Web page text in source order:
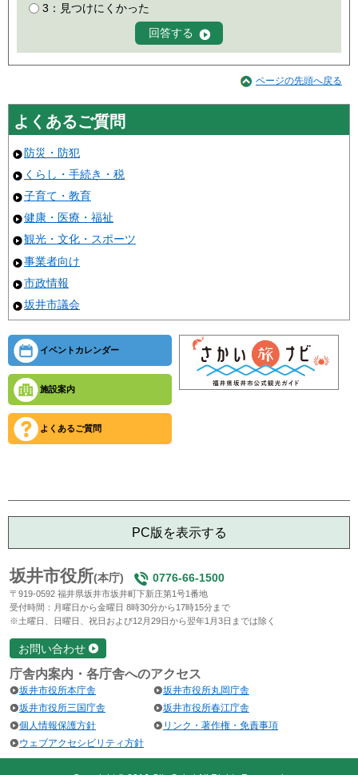
3：見つけにくかった
ページの先頭へ戻る
よくあるご質問
防災・防犯
くらし・手続き・税
子育て・教育
健康・医療・福祉
観光・文化・スポーツ
事業者向け
市政情報
坂井市議会
イベントカレンダー
施設案内
よくあるご質問
PC版を表示する
坂井市役所(本庁) 0776-66-1500
〒919-0592 福井県坂井市坂井町下新庄第1号1番地
受付時間：月曜日から金曜日 8時30分から17時15分まで
※土曜日、日曜日、祝日および12月29日から翌年1月3日までは除く
お問い合わせ
庁舎内案内・各庁舎へのアクセス
坂井市役所本庁舎
坂井市役所丸岡庁舎
坂井市役所三国庁舎
坂井市役所春江庁舎
個人情報保護方針
リンク・著作権・免責事項
ウェブアクセシビリティ方針